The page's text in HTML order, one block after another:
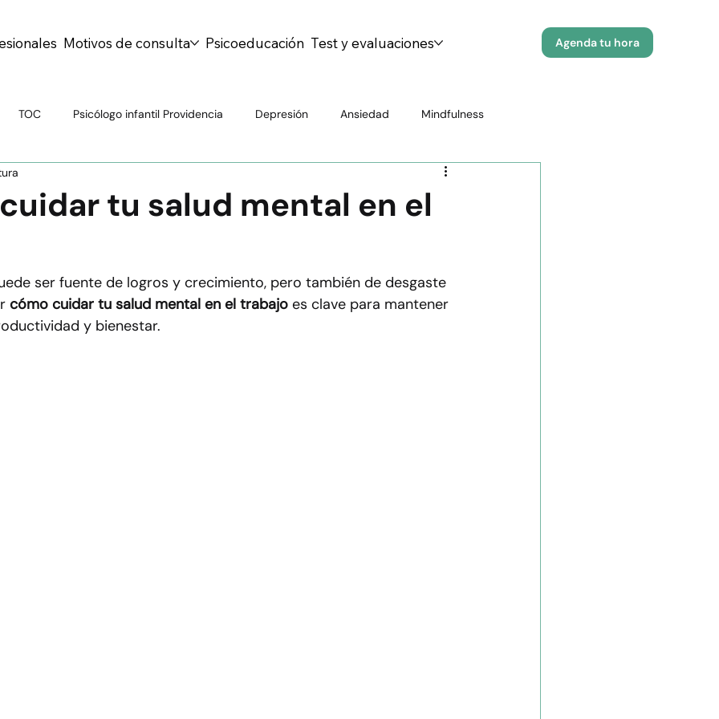
Motivos de consulta Psicoeducación Test y evaluaciones Agenda tu hora
TOC Psicólogo infantil Providencia Depresión Ansiedad Mindfulness
Psiquiatría General Prevención del Suicidio
Salud escolar Educación emocional Prevención psicológica
tu salud mental en el
ser fuente de logros y crecimiento, pero también de desgaste
cómo cuidar tu salud mental en el trabajo es clave para mantener
y bienestar.